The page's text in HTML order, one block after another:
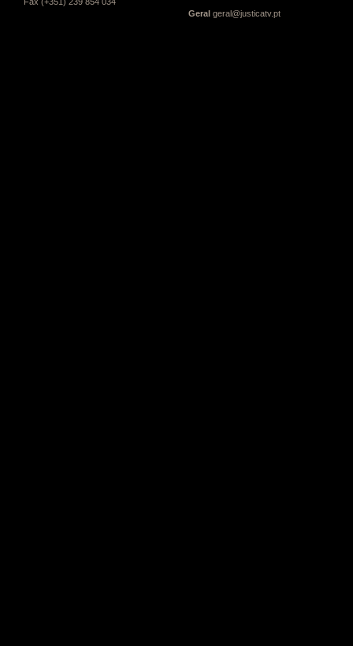
Geral geral@justicatv.pt